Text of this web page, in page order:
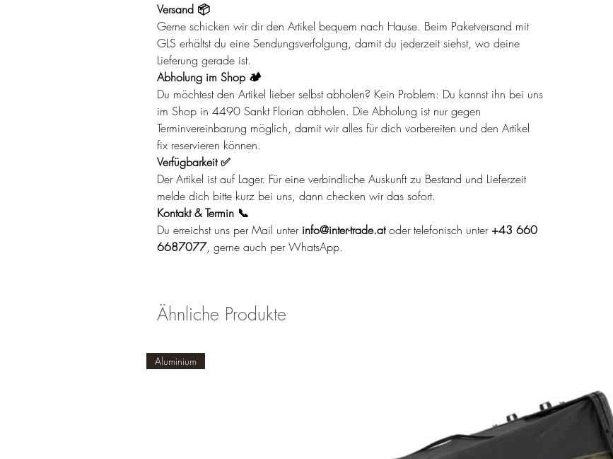
Versand 📦
Gerne schicken wir dir den Artikel bequem nach Hause. Beim Paketversand mit
GLS erhältst du eine Sendungsverfolgung, damit du jederzeit siehst, wo deine
Lieferung gerade ist.
Abholung im Shop 🏕️
Du möchtest den Artikel lieber selbst abholen? Kein Problem: Du kannst ihn bei uns
im Shop in 4490 Sankt Florian abholen. Die Abholung ist nur gegen
Terminvereinbarung möglich, damit wir alles für dich vorbereiten und den Artikel
fix reservieren können.
Verfügbarkeit ✅
Der Artikel ist auf Lager. Für eine verbindliche Auskunft zu Bestand und Lieferzeit
melde dich bitte kurz bei uns, dann checken wir das sofort.
Kontakt & Termin 📞
Du erreichst uns per Mail unter info@inter-trade.atoder telefonisch unter+43 660
6687077, gerne auch per WhatsApp.
Ähnliche Produkte
Aluminium